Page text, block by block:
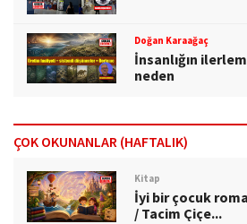
Doğan Karaağaç
İnsanlığın
neden
ÇOK OKUNANLAR (HAFTALIK)
Kitap
İyi bir çocuk
/ Tacim Çiçe...